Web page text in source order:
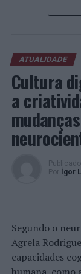
ATUALIDADE
Cultura
a
Publicado
Por
Ígor
Segundo o
Agrela
capacidades